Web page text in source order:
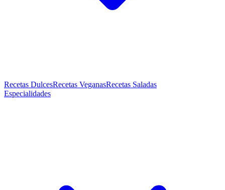
Recetas DulcesRecetas VeganasRecetas Saladas
Especialidades